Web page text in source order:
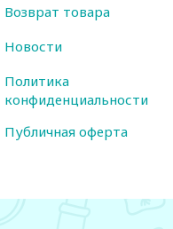
Возврат товара
Новости
Политика
конфиденциальности
Публичная оферта